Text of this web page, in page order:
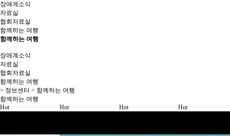
장애계소식
자료실
협회자료실
함께하는 여행
함께하는 여행
장애계소식
자료실
협회자료실
함께하는 여행
> 정보센터 > 함께하는 여행
함께하는 여행
Hot
Hot Hot Hot